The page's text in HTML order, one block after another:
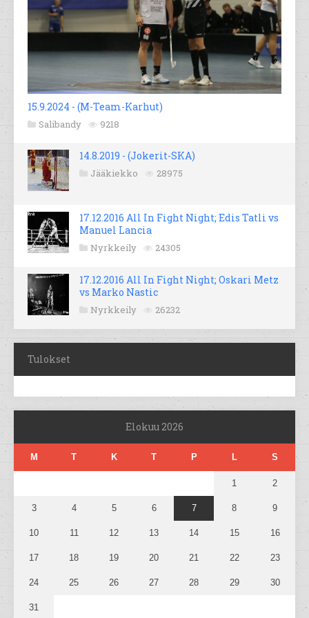
15.9.2024 - (M-Team-Karhut)
Salibandy 9218
14.8.2019 - (Jokerit-SKA)
Jääkiekko 28975
17.12.2016 All In Fight Night; Edis Tatli vs
Manuel Lancia
Nyrkkeily 24305
17.12.2016 All In Fight Night; Oskari Metz
vs Marko Nastic
Nyrkkeily 26232
Tulokset
Elokuu 2026
M T K T P L S
1 2
3 4 5 6 7 8 9
10 11 12 13 14 15 16
17 18 19 20 21 22 23
24 25 26 27 28 29 30
31